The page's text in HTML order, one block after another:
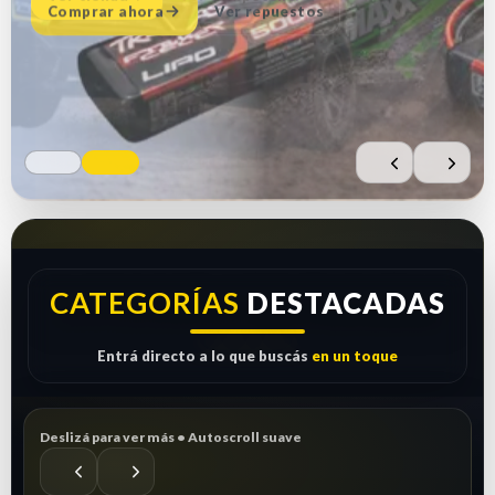
Comprar ahora Ver repuestos
CATEGORÍAS DESTACADAS
Entrá directo a lo que buscás en un toque
Deslizá para ver más • Autoscroll suave